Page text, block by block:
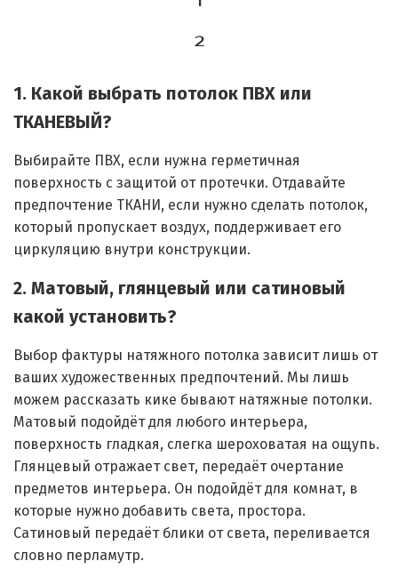
2
1. Какой выбрать потолок ПВХ или
ТКАНЕВЫЙ?
Выбирайте ПВХ, если нужна герметичная
поверхность с защитой от протечки. Отдавайте
предпочтение ТКАНИ, если нужно сделать потолок,
который пропускает воздух, поддерживает его
циркуляцию внутри конструкции.
2. Матовый, глянцевый или сатиновый
какой установить?
Выбор фактуры натяжного потолка зависит лишь от
ваших художественных предпочтений. Мы лишь
можем рассказать кике бывают натяжные потолки.
Матовый подойдёт для любого интерьера,
поверхность гладкая, слегка шероховатая на ощупь.
Глянцевый отражает свет, передаёт очертание
предметов интерьера. Он подойдёт для комнат, в
которые нужно добавить света, простора.
Сатиновый передаёт блики от света, переливается
словно перламутр.